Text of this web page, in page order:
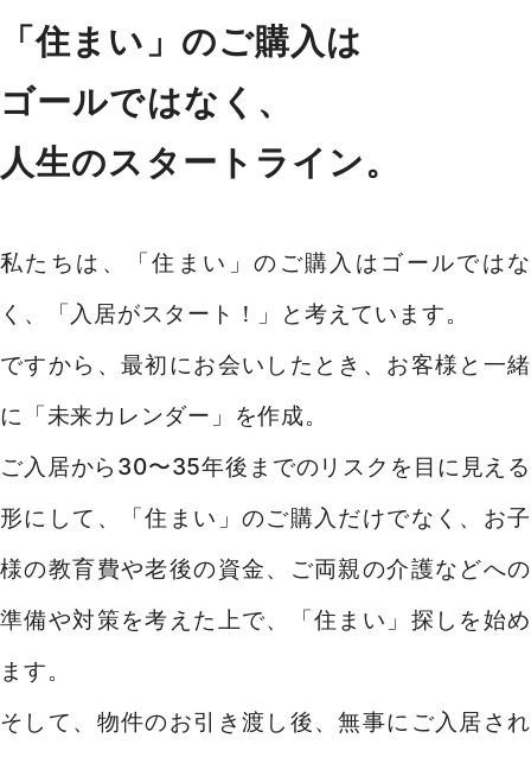
「住まい」のご購入は
ゴールではなく、
人生のスタートライン。
私たちは、「住まい」のご購入はゴールではな
く、「入居がスタート！」と考えています。
ですから、最初にお会いしたとき、お客様と一緒
に「未来カレンダー」を作成。
ご入居から30〜35年後までのリスクを目に見える
形にして、「住まい」のご購入だけでなく、お子
様の教育費や老後の資金、ご両親の介護などへの
準備や対策を考えた上で、「住まい」探しを始め
ます。
そして、物件のお引き渡し後、無事にご入居され